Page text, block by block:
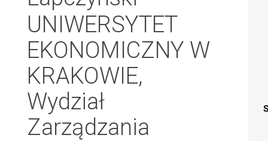
UNIWERSYTET
EKONOMICZNY W
KRAKOWIE,
Wydział
Zarządzania